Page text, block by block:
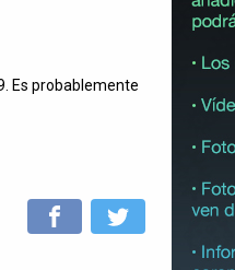
Es probablemente